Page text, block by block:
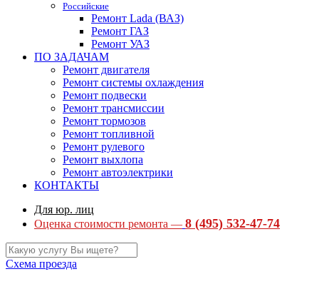
Российские
Ремонт Lada (ВАЗ)
Ремонт ГАЗ
Ремонт УАЗ
ПО ЗАДАЧАМ
Ремонт двигателя
Ремонт системы охлаждения
Ремонт подвески
Ремонт трансмиссии
Ремонт тормозов
Ремонт топливной
Ремонт рулевого
Ремонт выхлопа
Ремонт автоэлектрики
КОНТАКТЫ
Для юр. лиц
Оценка стоимости ремонта — 8 (495) 532-47-74
Схема проезда